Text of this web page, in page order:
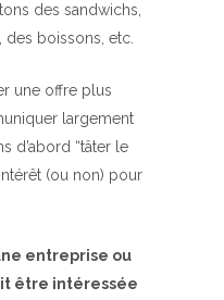
des sandwichs,
des boissons, etc.
une offre plus
largement
d’abord “tâter le
(ou non) pour
entreprise ou
être intéressée